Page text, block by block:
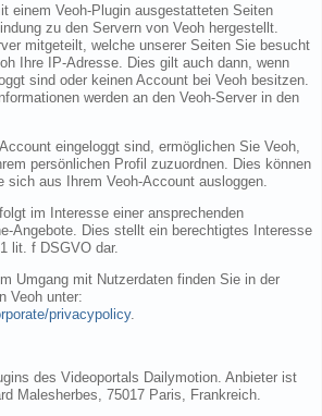
einem Veoh-Plugin ausgestatteten Seiten
zu den Servern von Veoh hergestellt.
mitgeteilt, welche unserer Seiten Sie besucht
Ihre IP-Adresse. Dies gilt auch dann, wenn
sind oder keinen Account bei Veoh besitzen.
werden an den Veoh-Server in den
eingeloggt sind, ermöglichen Sie Veoh,
persönlichen Profil zuzuordnen. Dies können
sich aus Ihrem Veoh-Account ausloggen.
im Interesse einer ansprechenden
Angebote. Dies stellt ein berechtigtes Interesse
lit. f DSGVO dar.
Umgang mit Nutzerdaten finden Sie in der
Veoh unter:
privacypolicy.
des Videoportals Dailymotion. Anbieter ist
Malesherbes, 75017 Paris, Frankreich.